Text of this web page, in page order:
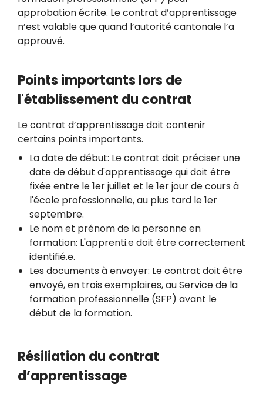
approbation écrite. Le contrat d’apprentissage
n’est valable que quand l’autorité cantonale l’a
approuvé.
Points importants lors de
l'établissement du contrat
Le contrat d’apprentissage doit contenir
certains points importants.
La date de début: Le contrat doit préciser une
date de début d'apprentissage qui doit être
fixée entre le 1er juillet et le 1er jour de cours à
l'école professionnelle, au plus tard le 1er
septembre.
Le nom et prénom de la personne en
formation: L'apprenti.e doit être correctement
identifié.e.
Les documents à envoyer: Le contrat doit être
envoyé, en trois exemplaires, au Service de la
formation professionnelle (SFP) avant le
début de la formation.
Résiliation du contrat
d’apprentissage